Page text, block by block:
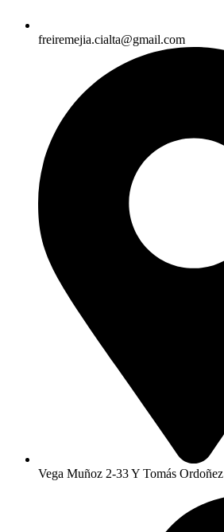
freiremejia.cialta@gmail.com
Vega Muñoz 2-33 Y Tomás Ordoñez